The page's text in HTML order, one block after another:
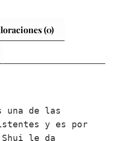
(0)
una de las
y es por
Shui le da